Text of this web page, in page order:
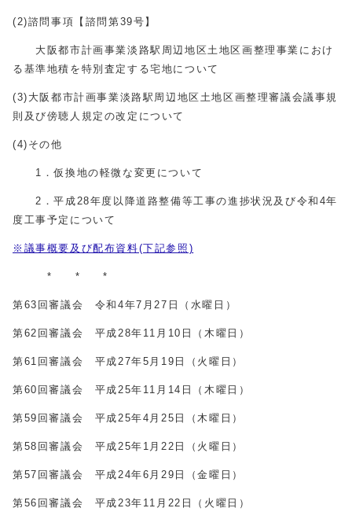
(2)諮問事項【諮問第39号】
大阪都市計画事業淡路駅周辺地区土地区画整理事業におけ
る基準地積を特別査定する宅地について
(3)大阪都市計画事業淡路駅周辺地区土地区画整理審議会議事規
則及び傍聴人規定の改定について
(4)その他
1．仮換地の軽微な変更について
2．平成28年度以降道路整備等工事の進捗状況及び令和4年
度工事予定について
※議事概要及び配布資料(下記参照)
* * *
第63回審議会 令和4年7月27日（水曜日）
第62回審議会 平成28年11月10日（木曜日）
第61回審議会 平成27年5月19日（火曜日）
第60回審議会 平成25年11月14日（木曜日）
第59回審議会 平成25年4月25日（木曜日）
第58回審議会 平成25年1月22日（火曜日）
第57回審議会 平成24年6月29日（金曜日）
第56回審議会 平成23年11月22日（火曜日）